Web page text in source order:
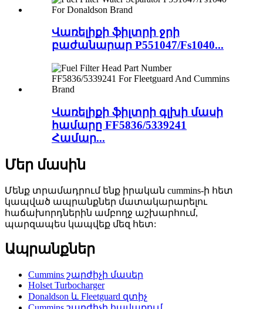
Վառելիքի ֆիլտրի ջրի
բաժանարար P551047/Fs1040...
Վառելիքի ֆիլտրի գլխի մասի
համարը FF5836/5339241
Համար...
Մեր մասին
Մենք տրամադրում ենք իրական cummins-ի հետ
կապված ապրանքներ մատակարարելու
հաճախորդներին ամբողջ աշխարհում,
պարզապես կապվեք մեզ հետ:
Ապրանքներ
Cummins շարժիչի մասեր
Holset Turbocharger
Donaldson և Fleetguard զտիչ